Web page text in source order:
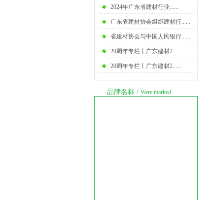
2024年广东省建材行业......
广东省建材协会组织建材行......
省建材协会与中国人民银行......
20周年专栏丨广东建材2......
20周年专栏丨广东建材2......
品牌名标 / Were marked